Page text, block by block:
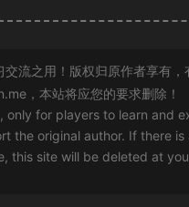
流之用！版权归原作者享有
，本站将应您的要求删除！
only for players to learn and
the original author. If there
, this site will be deleted at